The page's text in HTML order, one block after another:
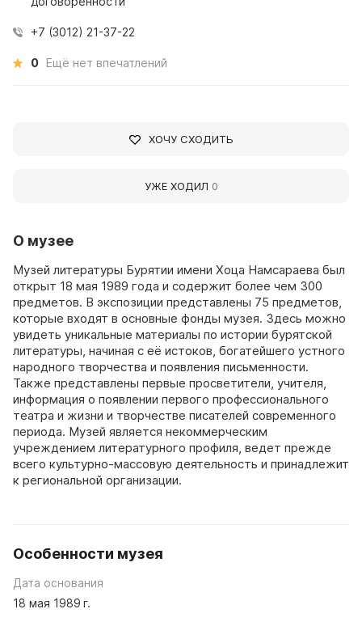
О музее
Музей литературы Бурятии имени Хоца Намсараева был
открыт 18 мая 1989 года и содержит более чем 300
предметов. В экспозиции представлены 75 предметов,
которые входят в основные фонды музея. Здесь можно
увидеть уникальные материалы по истории бурятской
литературы, начиная с её истоков, богатейшего устного
народного творчества и появления письменности.
Также представлены первые просветители, учителя,
информация о появлении первого профессионального
театра и жизни и творчестве писателей современного
периода. Музей является некоммерческим
учреждением литературного профиля, ведет прежде
всего культурно-массовую деятельность и принадлежит
к региональной организации.
Особенности музея
Дата основания
18 мая 1989 г.
+7 (3012) 21-37-22
0 Ещё нет впечатлений
ХОЧУ СХОДИТЬ
УЖЕ ХОДИЛ 0